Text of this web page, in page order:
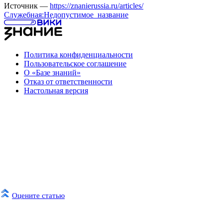
Оцените статью
Источник — https://znanierussia.ru/articles/
Служебная:Недопустимое_название
Политика конфиденциальности
Пользовательское соглашение
О «Базе знаний»
Отказ от ответственности
Настольная версия